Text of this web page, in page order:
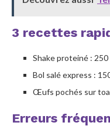
3 recettes
Shake proteiné : 250
Bol salé express :
Œufs pochés sur
Erreurs